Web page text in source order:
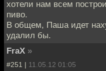
хотели нам всем
пиво.
В общем, Паша идет
удалил бы.
FraX »
#251 | 11.05.12 01:05